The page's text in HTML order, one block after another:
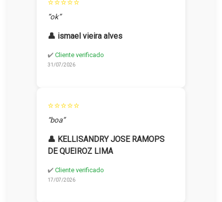
⭐⭐⭐⭐⭐
“ok”
👤 ismael vieira alves
✔️ Cliente verificado
31/07/2026
⭐⭐⭐⭐⭐
“boa”
👤 KELLISANDRY JOSE RAMOPS
DE QUEIROZ LIMA
✔️ Cliente verificado
17/07/2026